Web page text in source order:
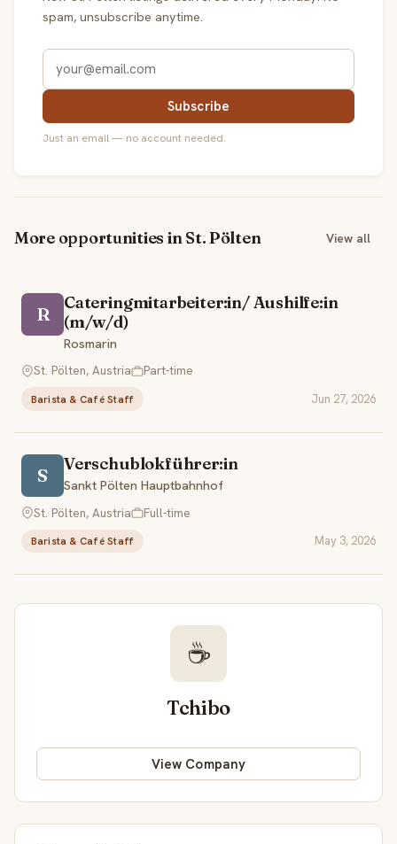
spam, unsubscribe anytime.
Subscribe
Just an email — no account needed.
More opportunities in St. Pölten View all
R
Cateringmitarbeiter:in/ Aushilfe:in
(m/w/d)
Rosmarin
St. Pölten, Austria
Part-time
Barista & Café Staff Jun 27, 2026
S
Verschublokführer:in
Sankt Pölten Hauptbahnhof
St. Pölten, Austria
Full-time
Barista & Café Staff May 3, 2026
☕
Tchibo
View Company